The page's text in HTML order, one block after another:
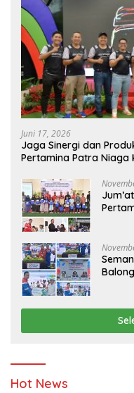
Juni 17, 2026
Jaga Sinergi dan
Pertamina Patra Niaga
Hot News